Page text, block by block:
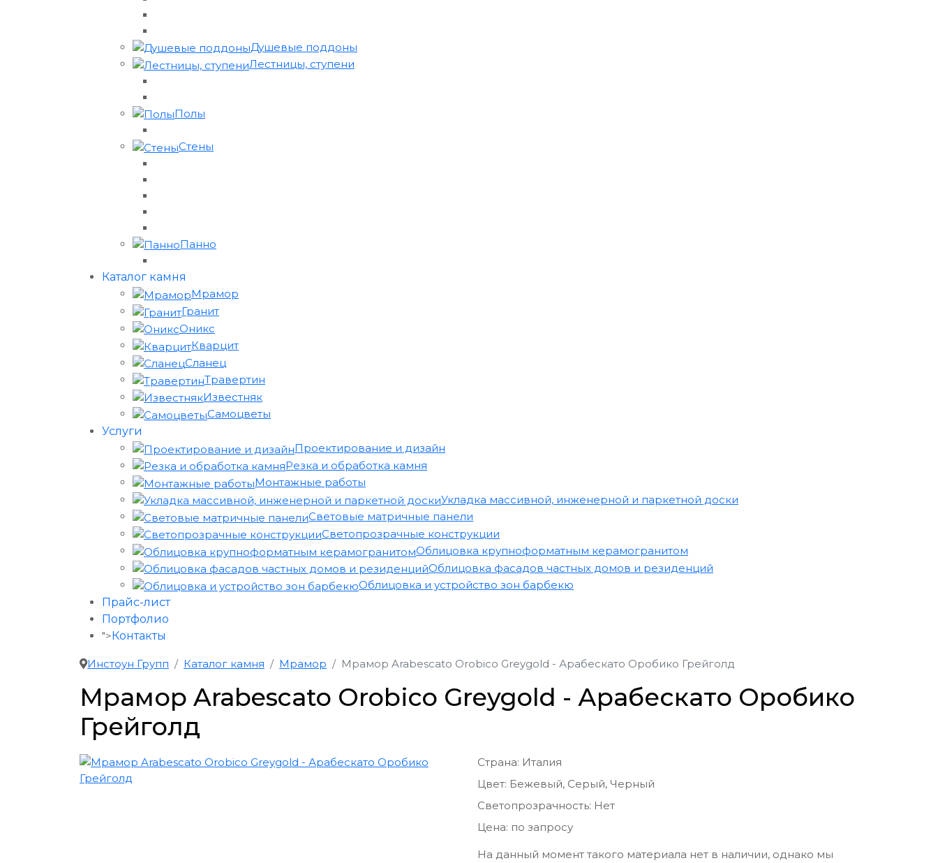
Душевые поддоны
Лестницы, ступени
Полы
Стены
Панно
Каталог камня
Мрамор
Гранит
Оникс
Кварцит
Сланец
Травертин
Известняк
Самоцветы
Услуги
Проектирование и дизайн
Резка и обработка камня
Монтажные работы
Укладка массивной, инженерной и паркетной доски
Световые матричные панели
Светопрозрачные конструкции
Облицовка крупноформатным керамогранитом
Облицовка фасадов частных домов и резиденций
Облицовка и устройство зон барбекю
Прайс-лист
Портфолио
">Контакты
Инстоун Групп Каталог камня Мрамор Мрамор Arabescato Orobico Greygold - Арабескато Оробико Грейголд
Мрамор Arabescato Orobico Greygold - Арабескато Оробико
Грейголд
Страна: Италия
Цвет: Бежевый, Серый, Черный
Светопрозрачность: Нет
Цена: по запросу
На данный момент такого материала нет в наличии, однако мы